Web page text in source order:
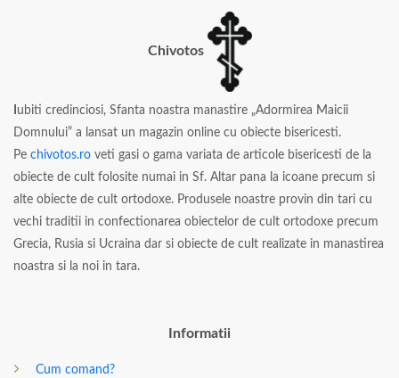
Chivotos
ubiti credinciosi, Sfanta noastra manastire „Adormirea Maicii
Domnului” a lansat un magazin online cu obiecte bisericesti.
Pe chivotos.ro veti gasi o gama variata de articole bisericesti de la
obiecte de cult folosite numai in Sf. Altar pana la icoane precum si
alte obiecte de cult ortodoxe. Produsele noastre provin din tari cu
vechi traditii in confectionarea obiectelor de cult ortodoxe precum
Grecia, Rusia si Ucraina dar si obiecte de cult realizate in manastirea
noastra si la noi in tara.
Informatii
Cum comand?